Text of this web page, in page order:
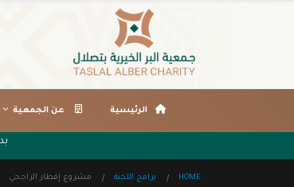
الرئيسية عن الجمعية
HOME برامج اللجنة مشروع إفطار الراجحي